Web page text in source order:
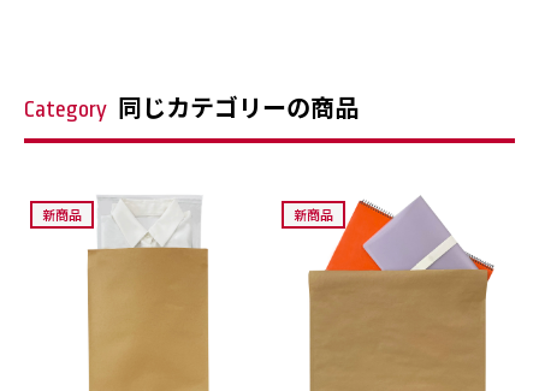
Category 同じカテゴリーの商品
新商品 新商品